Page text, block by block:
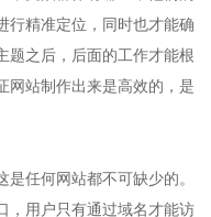
行精准定位，同时也才能确
题之后，后面的工作才能根
网站制作出来是高效的，是
任何网站都不可缺少的。
，用户只有通过域名才能访